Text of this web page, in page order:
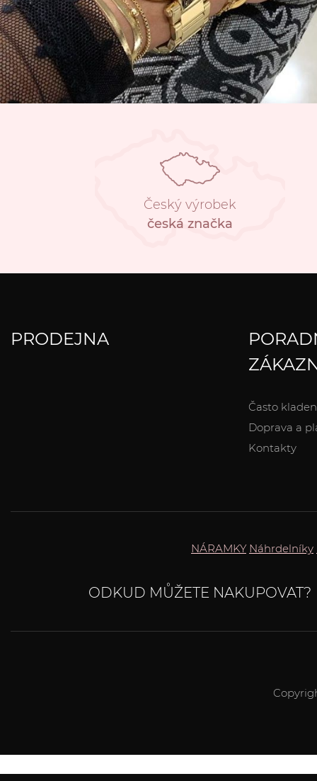
Český výrobek
česká značka
PRODEJNA
Často
Doprava a
Kontakty
NÁRAMKY Náhrdelníky
ODKUD MŮŽETE NAKUPOVAT?